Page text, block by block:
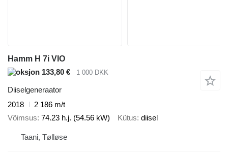
Hamm H 7i VIO
133,80 €
1 000 DKK
Diiselgeneraator
2018
2 186 m/t
Võimsus 74.23 h.j. (54.56 kW) Kütus diisel
Taani, Tølløse